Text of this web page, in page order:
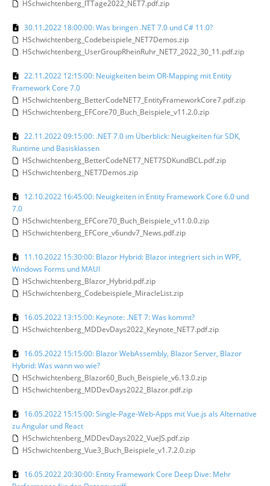
HSchwichtenberg_ITTage2022_NET7.pdf.zip
30.11.2022 18:00:00: Was bringen .NET 7.0 und C# 11.0?
HSchwichtenberg_Codebeispiele_NET7Demos.zip
HSchwichtenberg_UserGroupRheinRuhr_NET7_2022_30_11.pdf.zip
22.11.2022 12:15:00: Neuigkeiten beim OR-Mapping mit Entity
Framework Core 7.0
HSchwichtenberg_BetterCodeNET7_EntityFrameworkCore7.pdf.zip
HSchwichtenberg_EFCore70_Buch_Beispiele_v11.2.0.zip
22.11.2022 09:15:00: .NET 7.0 im Überblick: Neuigkeiten für SDK,
Runtime und Basisklassen
HSchwichtenberg_BetterCodeNET7_NET7SDKundBCL.pdf.zip
HSchwichtenberg_NET7Demos.zip
12.10.2022 16:45:00: Neuigkeiten in Entity Framework Core 6.0 und
7.0
HSchwichtenberg_EFCore70_Buch_Beispiele_v11.0.0.zip
HSchwichtenberg_EFCore_v6undv7_News.pdf.zip
11.10.2022 15:30:00: Blazor Hybrid: Blazor integriert sich in WPF,
Windows Forms und MAUI
HSchwichtenberg_Blazor_Hybrid.pdf.zip
HSchwichtenberg_Codebeispiele_MiracleList.zip
16.05.2022 13:15:00: Keynote: .NET 7: Was kommt?
HSchwichtenberg_MDDevDays2022_Keynote_NET7.pdf.zip
16.05.2022 15:15:00: Blazor WebAssembly, Blazor Server, Blazor
Hybrid: Was wann wo wie?
HSchwichtenberg_Blazor60_Buch_Beispiele_v6.13.0.zip
HSchwichtenberg_MDDevDays2022_Blazor.pdf.zip
16.05.2022 15:15:00: Single-Page-Web-Apps mit Vue.js als Alternative
zu Angular und React
HSchwichtenberg_MDDevDays2022_VueJS.pdf.zip
HSchwichtenberg_Vue3_Buch_Beispiele_v1.7.2.0.zip
16.05.2022 20:30:00: Entity Framework Core Deep Dive: Mehr